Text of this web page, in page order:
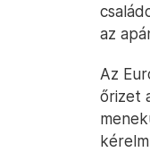
az
Az
őrizet